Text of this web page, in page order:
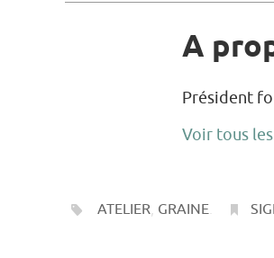
A
Président
Voir tous
ATELIER, GRAINE.